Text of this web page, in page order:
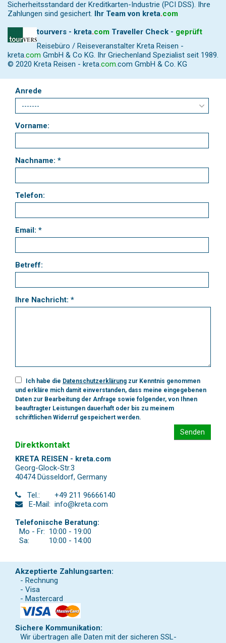
Sicherheitsstandard der Kreditkarten-Industrie (PCI DSS). Ihre
Zahlungen sind gesichert.
Ihr Team von kreta.com
tourvers - kreta.com Traveller Check - geprüft
Reisebüro / Reiseveranstalter Kreta Reisen -
kreta.com GmbH & Co KG. Ihr Griechenland Spezialist seit 1989.
© 2020 Kreta Reisen - kreta.com.com GmbH & Co. KG
Anrede
Vorname:
Nachname: *
Telefon:
Email: *
Betreff:
Ihre Nachricht: *
Ich habe die Datenschutzerklärung zur Kenntnis genommen
und erkläre mich damit einverstanden, dass meine eingegebenen
Daten zur Bearbeitung der Anfrage sowie folgender, von Ihnen
beauftragter Leistungen dauerhaft oder bis zu meinem
schriftlichen Widerruf gespeichert werden.
Senden
Direktkontakt
KRETA REISEN - kreta.com
Georg-Glock-Str.3
40474 Düsseldorf, Germany
Tel.:
+49 211 96666140
E-Mail: info@kreta.com
Telefonische Beratung:
Mo - Fr: 10:00 - 19:00
Sa:
10:00 - 14:00
Akzeptierte Zahlungsarten:
- Rechnung
- Visa
- Mastercard
Sichere Kommunikation:
Wir übertragen alle Daten mit der sicheren SSL-